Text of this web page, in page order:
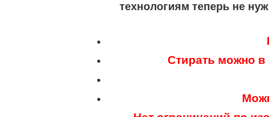
технологиям теперь не
Стирать можно в